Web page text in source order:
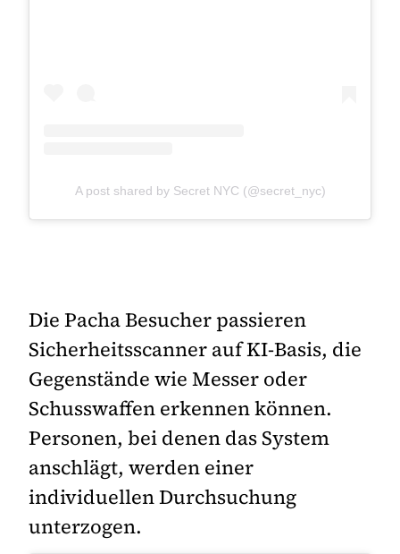
A post shared by Secret NYC (@secret_nyc)
Die Pacha Besucher passieren
Sicherheitsscanner auf KI-Basis, die
Gegenstände wie Messer oder
Schusswaffen erkennen können.
Personen, bei denen das System
anschlägt, werden einer
individuellen Durchsuchung
unterzogen.